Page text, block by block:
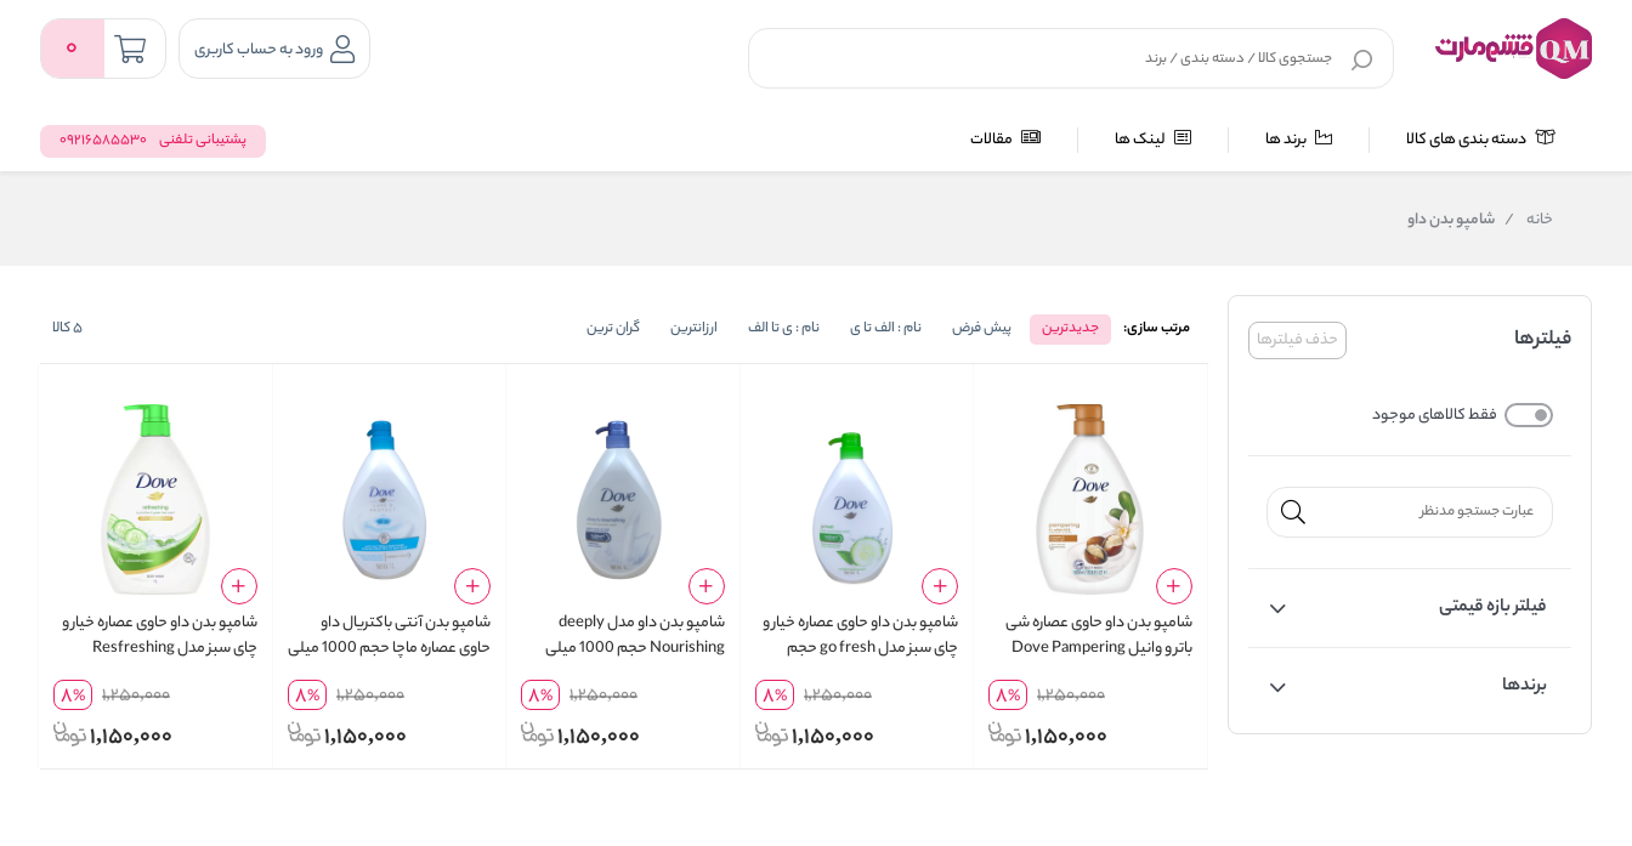
ورود به حساب کاربری 0
دسته بندی های کالا برند ها لینک ها مقالات پشتیبانی تلفنی 09216585530
خانه / شامپو بدن داو
حذف فیلترها فیلترها
فقط کالاهای موجود
فیلتر بازه قیمتی
برندها
مرتب سازی: جدیدترین پیش فرض نام : الف تا ی نام : ی تا الف ارزانترین گران ترین 5کالا
شامپو بدن داو حاوی عصاره شی
باتر و وانیل Dove Pampering
Care Body Wash with Shea
Butter and Vanilla
1,250,000
8%
1,150,000
شامپو بدن داو حاوی عصاره خیار و
چای سبز مدل go fresh حجم
1,250,000
8%
1,150,000
شامپو بدن داو مدل deeply
Nourishing حجم 1000 میلی
1,250,000
8%
1,150,000
شامپو بدن آنتی باکتریال داو
حاوی عصاره ماچا حجم 1000 میلی
1,250,000
8%
1,150,000
شامپو بدن داو حاوی عصاره خیار و
چای سبز مدل Resfreshing
1,250,000
8%
1,150,000